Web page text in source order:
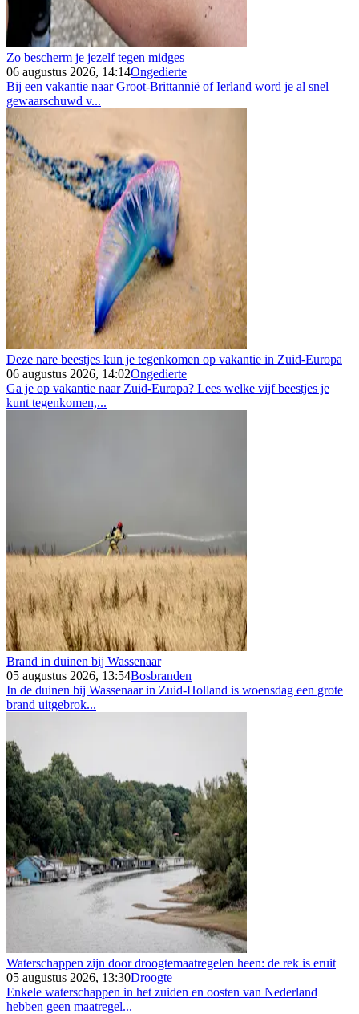
Zo bescherm je jezelf tegen midges
06 augustus 2026, 14:14Ongedierte
Bij een vakantie naar Groot-Brittannië of Ierland word je al snel
gewaarschuwd v...
Deze nare beestjes kun je tegenkomen op vakantie in Zuid-Europa
06 augustus 2026, 14:02Ongedierte
Ga je op vakantie naar Zuid-Europa? Lees welke vijf beestjes je
kunt tegenkomen,...
Brand in duinen bij Wassenaar
05 augustus 2026, 13:54Bosbranden
In de duinen bij Wassenaar in Zuid-Holland is woensdag een grote
brand uitgebrok...
Waterschappen zijn door droogtemaatregelen heen: de rek is eruit
05 augustus 2026, 13:30Droogte
Enkele waterschappen in het zuiden en oosten van Nederland
hebben geen maatregel...